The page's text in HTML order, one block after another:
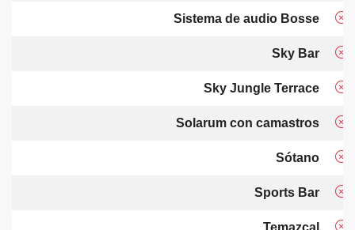
Sistema de audio Bosse
Sky Bar
Sky Jungle Terrace
Solarum con camastros
Sótano
Sports Bar
Temazcal